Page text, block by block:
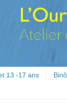
13 -17 ans